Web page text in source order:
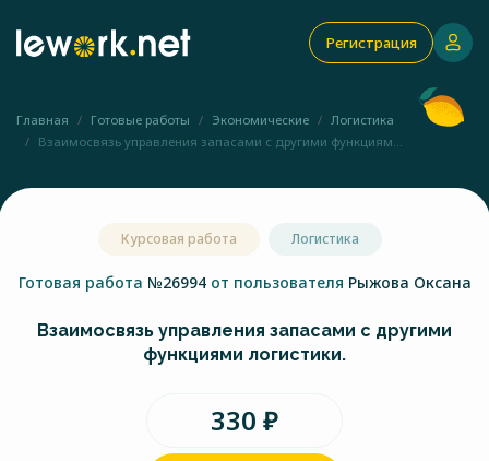
Регистрация
Главная Готовые работы Экономические
Логистика
Взаимосвязь управления запасами с другими функциям...
Курсовая работа Логистика
Готовая работа №26994 от пользователя Рыжова Оксана
Взаимосвязь управления запасами с другими
функциями логистики.
330 ₽